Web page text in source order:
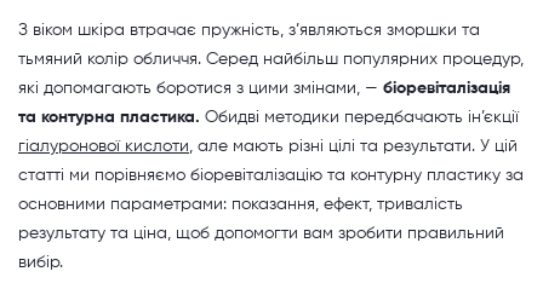
З віком шкіра втрачає пружність, з’являються зморшки та
тьмяний колір обличчя. Серед найбільш популярних процедур,
які допомагають боротися з цими змінами, — біоревіталізація
та контурна пластика. Обидві методики передбачають ін’єкції
гіалуронової кислоти, але мають різні цілі та результати. У цій
статті ми порівняємо біоревіталізацію та контурну пластику за
основними параметрами: показання, ефект, тривалість
результату та ціна, щоб допомогти вам зробити правильний
вибір.